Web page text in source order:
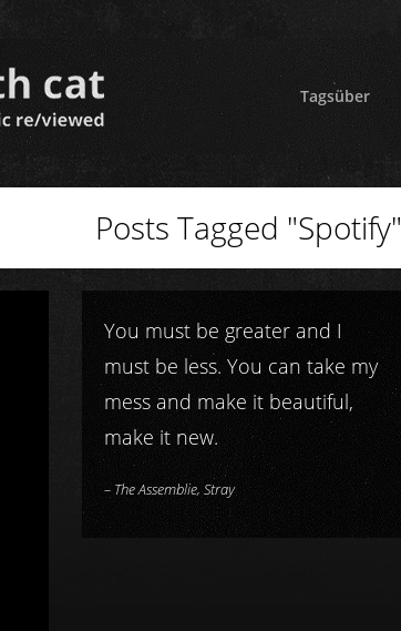
Tagsüber
Posts Tagged "Spotify"
You must be greater and I
must be less. You can take my
mess and make it beautiful,
make it new.
– The Assemblie, Stray